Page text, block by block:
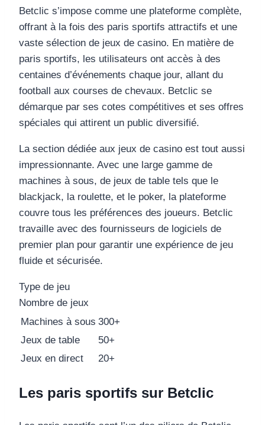
Betclic s’impose comme une plateforme complète,
offrant à la fois des paris sportifs attractifs et une
vaste sélection de jeux de casino. En matière de
paris sportifs, les utilisateurs ont accès à des
centaines d’événements chaque jour, allant du
football aux courses de chevaux. Betclic se
démarque par ses cotes compétitives et ses offres
spéciales qui attirent un public diversifié.
La section dédiée aux jeux de casino est tout aussi
impressionnante. Avec une large gamme de
machines à sous, de jeux de table tels que le
blackjack, la roulette, et le poker, la plateforme
couvre tous les préférences des joueurs. Betclic
travaille avec des fournisseurs de logiciels de
premier plan pour garantir une expérience de jeu
fluide et sécurisée.
Type de jeu
Nombre de jeux
Machines à sous 300+
Jeux de table
50+
Jeux en direct
20+
Les paris sportifs sur Betclic